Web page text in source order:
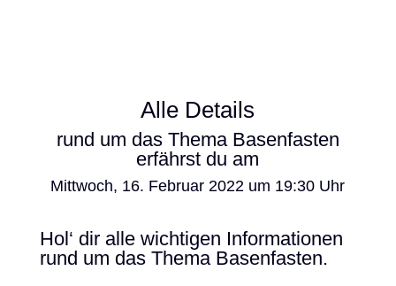
Alle Details
rund um das Thema Basenfasten
erfährst du am
Mittwoch, 16. Februar 2022 um 19:30 Uhr
Hol‘ dir alle wichtigen Informationen
rund um das Thema Basenfasten.